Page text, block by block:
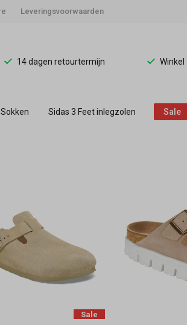
Leveringsvoorwaarden
14 dagen retourtermijn Winkel
Sokken Sidas 3 Feet inlegzolen Sale
Sale